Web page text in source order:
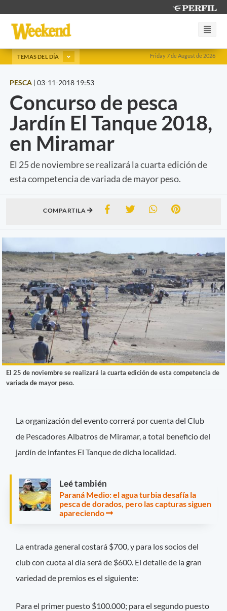
Friday 7 de August de 2026
TEMAS DEL DÍA
PESCA | 03-11-2018 19:53
Concurso de pesca
Jardín El Tanque 2018,
en Miramar
El 25 de noviembre se realizará la cuarta edición de
esta competencia de variada de mayor peso.
COMPARTILA
El 25 de noviembre se realizará la cuarta edición de esta competencia de
variada de mayor peso.
La organización del evento correrá por cuenta del Club
de Pescadores Albatros de Miramar, a total beneficio del
jardín de infantes El Tanque de dicha localidad.
Leé también
Paraná Medio: el agua turbia desafía la
pesca de dorados, pero las capturas siguen
apareciendo
La entrada general costará $700, y para los socios del
club con cuota al día será de $600. El detalle de la gran
variedad de premios es el siguiente:
Para el primer puesto $100.000; para el segundo puesto